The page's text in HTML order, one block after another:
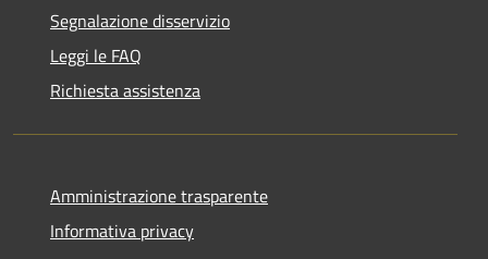
Segnalazione disservizio
Leggi le FAQ
Richiesta assistenza
Amministrazione trasparente
Informativa privacy